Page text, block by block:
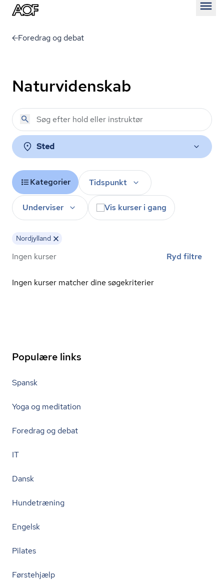
Foredrag og debat
Naturvidenskab
Sted
Kategorier Tidspunkt
Underviser Vis kurser i gang
Nordjylland
Ingen kurser Ryd filtre
Ingen kurser matcher dine søgekriterier
Populære links
Spansk
Yoga og meditation
Foredrag og debat
IT
Dansk
Hundetræning
Engelsk
Pilates
Førstehjælp